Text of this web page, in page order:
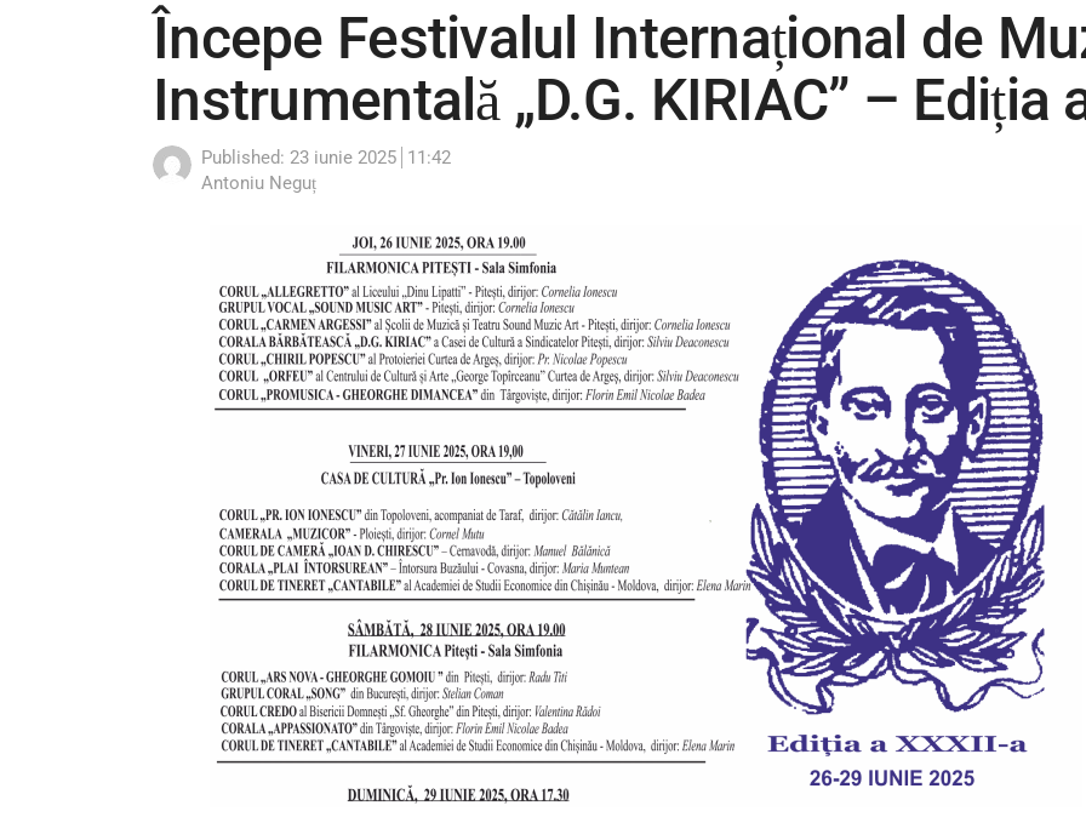
Începe Festivalul Internațional de
Instrumentală „D.G. KIRIAC” – Ediția
Published: 23 iunie 2025 11:42
Author
Antoniu Neguț